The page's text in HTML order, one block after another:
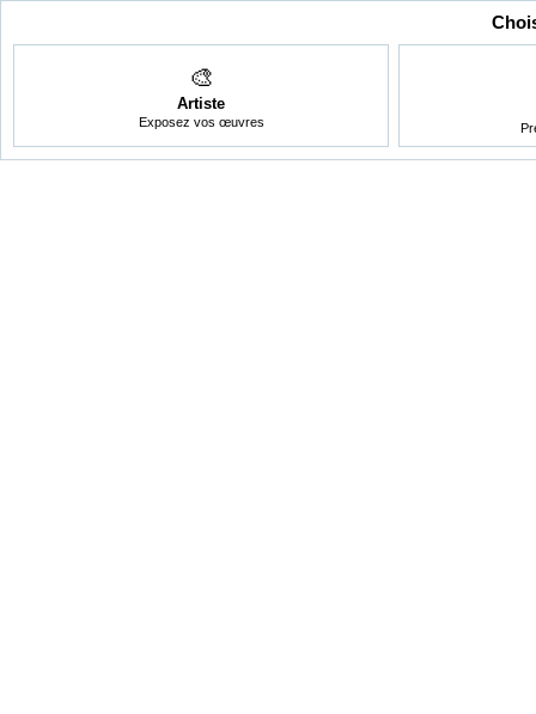
🎨
Artiste
Exposez vos œuvres